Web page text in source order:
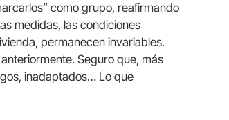
como grupo, reafirmando
medidas, las condiciones
permanecen invariables.
Seguro que, más
inadaptados… Lo que